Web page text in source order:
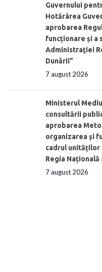
Guvernului
Hotărârea
aprobarea
funcționare și a
Administraţiei
Dunării”
7 august 2026
Ministerul
consultării
aprobarea
organizarea și
cadrul
Regia Națională
7 august 2026